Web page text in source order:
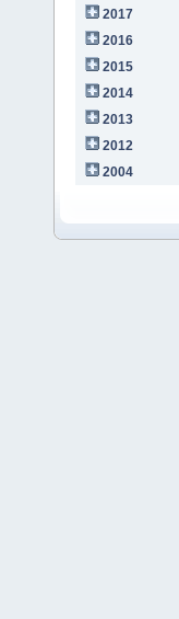
2017
2016
2015
2014
2013
2012
2004